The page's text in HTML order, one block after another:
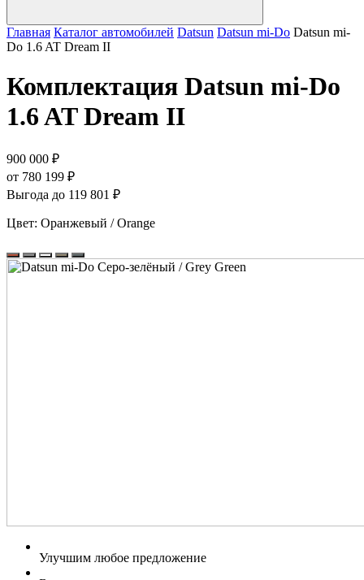
Главная Каталог автомобилей Datsun Datsun mi-Do Datsun mi-
Do 1.6 AT Dream II
Комплектация Datsun mi-Do
1.6 AT Dream II
900 000 ₽
от 780 199 ₽
Выгода до 119 801 ₽
Цвет: Оранжевый / Orange
Улучшим любое предложение